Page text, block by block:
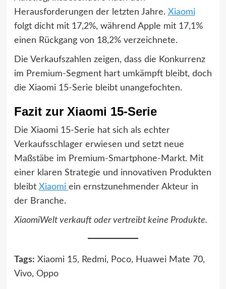
Herausforderungen der letzten Jahre. Xiaomi
folgt dicht mit 17,2%, während Apple mit 17,1%
einen Rückgang von 18,2% verzeichnete.
Die Verkaufszahlen zeigen, dass die Konkurrenz
im Premium-Segment hart umkämpft bleibt, doch
die Xiaomi 15-Serie bleibt unangefochten.
Fazit zur Xiaomi 15-Serie
Die Xiaomi 15-Serie hat sich als echter
Verkaufsschlager erwiesen und setzt neue
Maßstäbe im Premium-Smartphone-Markt. Mit
einer klaren Strategie und innovativen Produkten
bleibt Xiaomi ein ernstzunehmender Akteur in
der Branche.
XiaomiWelt verkauft oder vertreibt keine Produkte.
Tags: Xiaomi 15, Redmi, Poco, Huawei Mate 70,
Vivo, Oppo